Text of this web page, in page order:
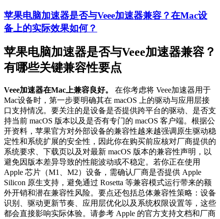
苹果电脑加速器是否与Veee加速器兼容？在Mac设
备上的实际效果如何？
苹果电脑加速器是否与Veee加速器兼容？
有哪些关键兼容性要点
Veee加速器在Mac上兼容良好。
在你考虑将 Veee加速器用于
Mac设备时，第一步要明确其在 macOS 上的驱动与应用层接
口支持情况。要关注的是设备是否提供跨平台的驱动、是否支
持当前 macOS 版本以及是否有专门的 macOS 客户端。根据公
开资料，苹果官方对外部设备的兼容性越来越强调原生驱动稳
定性和系统扩展的安全性，因此你在购买前应核对厂商提供的
系统要求、下载页以及对最新 macOS 版本的兼容性声明，以
避免因版本差异导致的性能波动或不稳定。若你正在使用
Apple 芯片（M1、M2）设备，需确认厂商是否提供 Apple
Silicon 原生支持，避免通过 Rosetta 等兼容模式运行带来的额
外开销和潜在兼容性风险。要点还包括总体兼容性策略：设备
识别、驱动更新节奏、应用层优化以及系统权限设置等，这些
都会直接影响实际体验。请参考 Apple 的官方支持文档和厂商